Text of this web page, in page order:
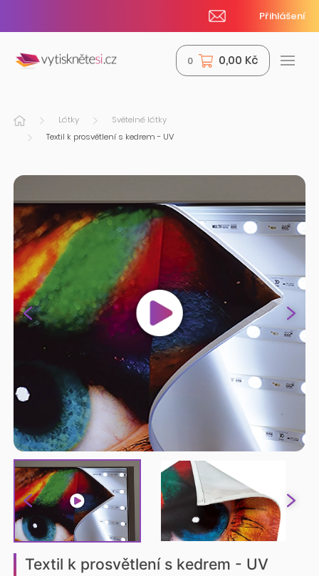
Přihlášení
0 0,00 Kč
Látky
Světelné látky
Textil k prosvětlení s kedrem - UV
Textil k prosvětlení s kedrem - UV